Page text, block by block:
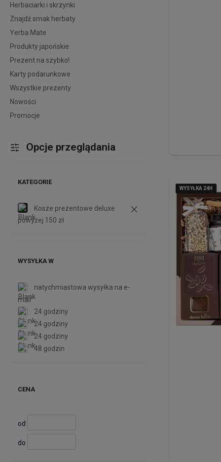
Herbaciarki i skrzynki
Znajdź smak herbaty
Yerba Mate
Produkty japońskie
Prezent na szybko!
Karty podarunkowe
Wszystkie prezenty
Nowości
Promocje
Opcje przeglądania
KATEGORIE
Kosze prezentowe deluxe
powyżej 150 zł
WYSYŁKA W
natychmiastowa wysyłka na e-
mail
24 godziny
24 godziny
24 godziny
48 godzin
CENA
od
do
WYSYŁKA 24H
WYSYŁKA 24H
WYSYŁKA 24H